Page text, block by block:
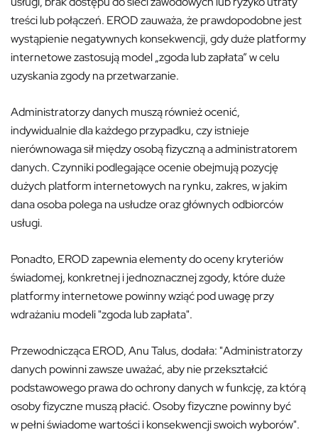
treści lub połączeń. EROD zauważa, że prawdopodobne jest
wystąpienie negatywnych konsekwencji, gdy duże platformy
internetowe zastosują model „zgoda lub zapłata” w celu
uzyskania zgody na przetwarzanie.
Administratorzy danych muszą również ocenić,
indywidualnie dla każdego przypadku, czy istnieje
nierównowaga sił między osobą fizyczną a administratorem
danych. Czynniki podlegające ocenie obejmują pozycję
dużych platform internetowych na rynku, zakres, w jakim
dana osoba polega na usłudze oraz głównych odbiorców
usługi.
Ponadto, EROD zapewnia elementy do oceny kryteriów
świadomej, konkretnej i jednoznacznej zgody, które duże
platformy internetowe powinny wziąć pod uwagę przy
wdrażaniu modeli "zgoda lub zapłata".
Przewodnicząca EROD, Anu Talus, dodała: "Administratorzy
danych powinni zawsze uważać, aby nie przekształcić
podstawowego prawa do ochrony danych w funkcję, za którą
osoby fizyczne muszą płacić. Osoby fizyczne powinny być
w pełni świadome wartości i konsekwencji swoich wyborów".